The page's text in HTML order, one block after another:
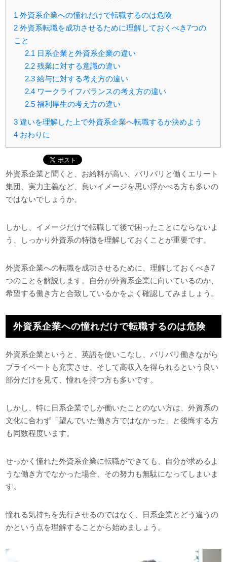
1 外資系企業への憧れだけで転職するのは危険
2 外資系転職を成功させるために理解しておくべき7つの
こと
2.1 日系企業と外資系企業の違い
2.2 残業に対する意識の違い
2.3 給与に対する考え方の違い
2.4 ワークライフバランスの考え方の違い
2.5 福利厚生の考え方の違い
3 違いを理解した上で外資系企業へ転職するか決めよう
4 おわりに
外資系企業と聞くと、お給料が高い、バリバリと働くエリート
集団、実力主義など、良いイメージを思い浮かべる方も多いの
ではないでしょうか。
しかし、イメージだけで転職して後で困ったことにならないよ
う、しっかり外資系の特徴を理解しておくことが重要です。
外資系企業への転職を成功させるために、理解しておくべき7
つのことを解説します。自分が外資系企業に向いているのか、
希望する働き方と合致しているかをよく確認してみましょう。
外資系企業への憧れだけで転職するのは危険
外資系企業というと、英語を使いこなし、バリバリ働きながら
プライベートも充実させ、そして高収入を得られるという良い
部分だけを見て、憧れを持つ方も多いです。
しかし、特に日系企業でしか働いたことのない方は、外資系の
文化に合わず「望んでいた働き方ではなかった」と後悔する方
も同数程度います。
せっかく憧れた外資系企業に転職ができても、自分が求めるよ
うな働き方でなかった場合、その努力も無駄になってしまいま
す。
憧れる気持ちを先行させるのではなく、日系企業とどう違うの
かという点を理解することから始めましょう。